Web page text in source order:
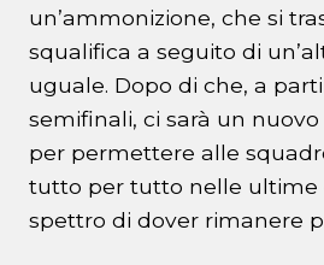
un’ammonizione, che si
squalifica a seguito di
uguale. Dopo di che, a
semifinali, ci sarà un nuovo
per permettere alle
tutto per tutto nelle ultime
spettro di dover rimanere